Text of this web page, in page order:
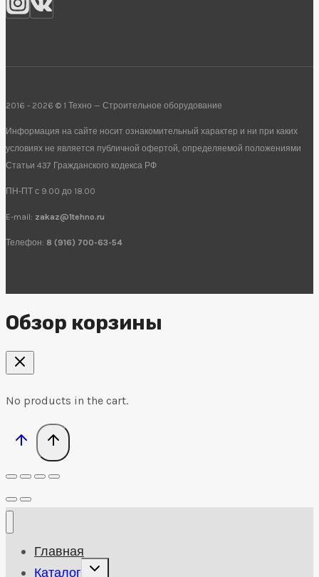
2016 - 2026 © 1 Техно — Строительное оборудование
Информация на сайте носит ознакомительный характер и ни при каких
условиях не является публичной офертой, определяемой положениями
Статьи 437 Гражданского кодекса РФ
ПН-ПТ с 9.00 до 18.00
E-mail: zakaz@1tehno.ru
Телефон: 8 (916) 700-63-54
Обзор корзины
No products in the cart.
Главная
Каталог
Развернуть